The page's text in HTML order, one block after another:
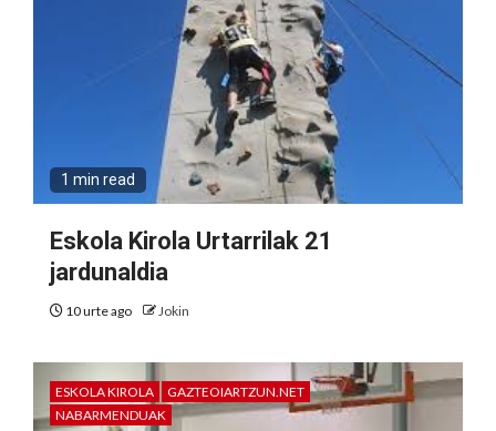
1 min read
Eskola Kirola Urtarrilak 21
jardunaldia
10 urte ago Jokin
ESKOLA KIROLA
GAZTEOIARTZUN.NET
NABARMENDUAK